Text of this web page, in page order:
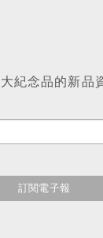
紀念品的新品